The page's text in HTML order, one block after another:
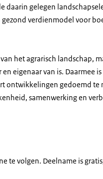
daarin gelegen
verdienmodel voor
het agrarisch landschap,
eigenaar van is. Daarmee
ontwikkelingen gedoemd te
samenwerking en
te volgen. Deelname is